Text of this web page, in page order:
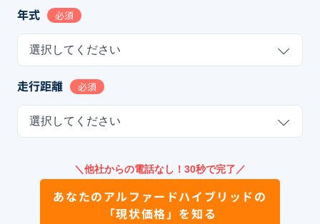
年式 必須
選択してください
走行距離 必須
選択してください
＼他社からの電話なし！30秒で完了／
あなたのアルファードハイブリッドの
「現状価格」を知る